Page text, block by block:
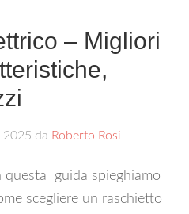
– Migliori
2025 da Roberto Rosi
questa guida spieghiamo
scegliere un raschietto